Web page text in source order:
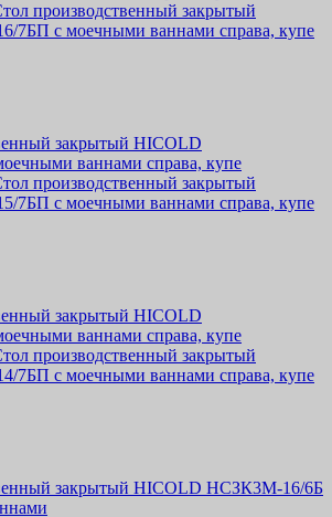
производственный закрытый
с моечными ваннами справа, купе
производственный закрытый
с моечными ваннами справа, купе
производственный закрытый
с моечными ваннами справа, купе